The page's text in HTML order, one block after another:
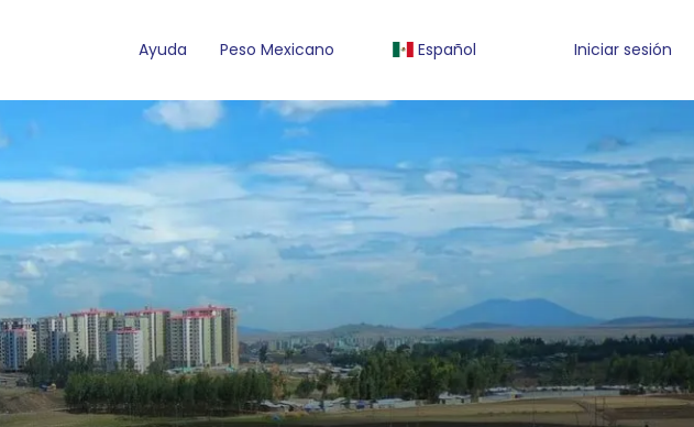
Ayuda Peso Mexicano Español Iniciar sesión